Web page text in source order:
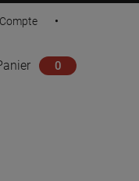
0
Compte •